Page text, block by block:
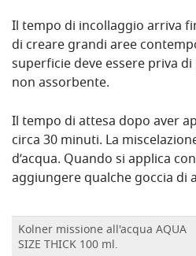
Il tempo di incollaggio arriva
di creare grandi aree
superficie deve essere priva
non assorbente.
Il tempo di attesa dopo aver
circa 30 minuti. La
d’acqua. Quando si applica
aggiungere qualche goccia di
Kolner missione all'acqua AQUA
SIZE THICK 100 ml.